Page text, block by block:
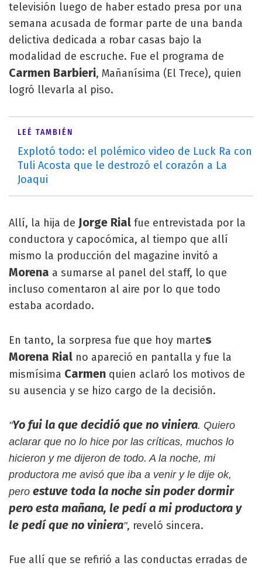
televisión luego de haber estado presa por una
semana acusada de formar parte de una banda
delictiva dedicada a robar casas bajo la
modalidad de escruche. Fue el programa de
Carmen Barbieri, Mañanísima (El Trece), quien
logró llevarla al piso.
LEÉ TAMBIÉN
Explotó todo: el polémico video de Luck Ra con
Tuli Acosta que le destrozó el corazón a La
Joaqui
Allí, la hija de Jorge Rial fue entrevistada por la
conductora y capocómica, al tiempo que allí
mismo la producción del magazine invitó a
Morena a sumarse al panel del staff, lo que
incluso comentaron al aire por lo que todo
estaba acordado.
En tanto, la sorpresa fue que hoy martes
Morena Rial no apareció en pantalla y fue la
mismísima Carmen quien aclaró los motivos de
su ausencia y se hizo cargo de la decisión.
"Yo fui la que decidió que no viniera. Quiero
aclarar que no lo hice por las críticas, muchos lo
hicieron y me dijeron de todo. A la noche, mi
productora me avisó que iba a venir y le dije ok,
pero estuve toda la noche sin poder dormir
pero esta mañana, le pedí a mi productora y
le pedí que no viniera", reveló sincera.
Fue allí que se refirió a las conductas erradas de